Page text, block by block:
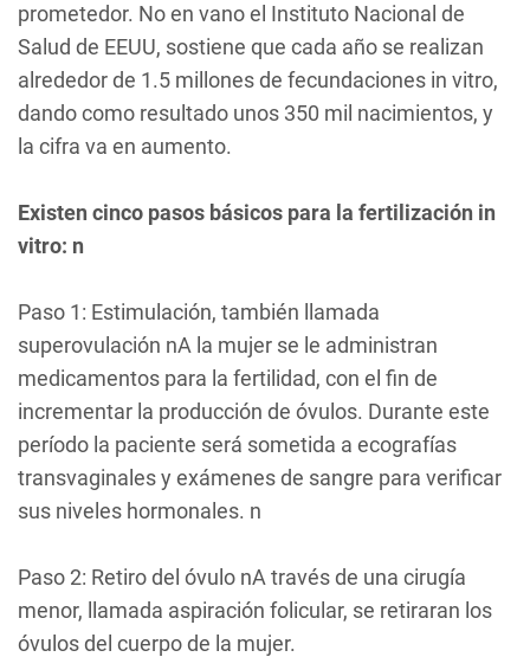
prometedor. No en vano el Instituto Nacional de
Salud de EEUU, sostiene que cada año se realizan
alrededor de 1.5 millones de fecundaciones in vitro,
dando como resultado unos 350 mil nacimientos, y
la cifra va en aumento.
Existen cinco pasos básicos para la fertilización in
vitro: n
Paso 1: Estimulación, también llamada
superovulación nA la mujer se le administran
medicamentos para la fertilidad, con el fin de
incrementar la producción de óvulos. Durante este
período la paciente será sometida a ecografías
transvaginales y exámenes de sangre para verificar
sus niveles hormonales. n
Paso 2: Retiro del óvulo nA través de una cirugía
menor, llamada aspiración folicular, se retiraran los
óvulos del cuerpo de la mujer.